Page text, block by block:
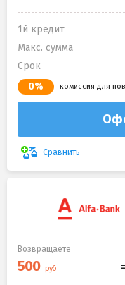
1й кредит
Макс. сумма
Срок
0% комиссия для
Сравнить
Возвращаете